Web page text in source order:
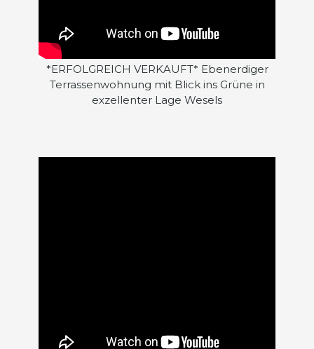
*ERFOLGREICH VERKAUFT* Ebenerdiger
Terrassenwohnung mit Blick ins Grüne in
exzellenter Lage Wesels